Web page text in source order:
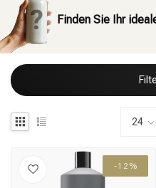
Finden Sie Ihr
-12%